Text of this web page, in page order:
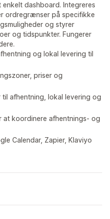
enkelt dashboard. Integreres
ordregrænser på specifikke
og styrer
og tidspunkter. Fungerer
og lokal levering til
priser og
afhentning, lokal levering og
at koordinere afhentnings- og
Calendar, Zapier, Klaviyo